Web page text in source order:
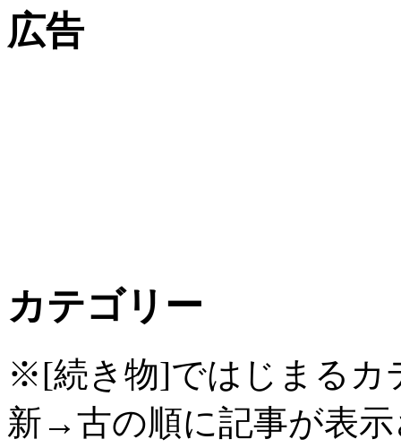
広告
カテゴリー
※[続き物]ではじまるカ
新→古の順に記事が表